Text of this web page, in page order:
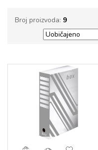
Broj proizvoda: 9